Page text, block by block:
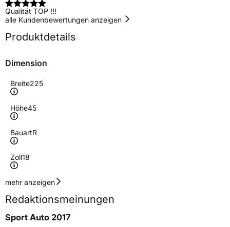
Qualität TOP !!!
alle Kundenbewertungen anzeigen
Produktdetails
Dimension
Breite225
Höhe45
BauartR
Zoll18
Geschwindigkeitsindex
Höchstgeschwindigkeit
300 km/h
Lastindex95
mehr anzeigen
Redaktionsmeinungen
Sport Auto 2017